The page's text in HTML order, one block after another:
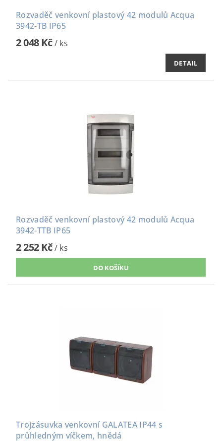
Rozvaděč venkovní plastový 42 modulů Acqua
3942-TB IP65
2 048 Kč/ ks
DETAIL
Rozvaděč venkovní plastový 42 modulů Acqua
3942-TTB IP65
2 252 Kč/ ks
Trojzásuvka venkovní GALATEA IP44 s
průhledným víčkem, hnědá